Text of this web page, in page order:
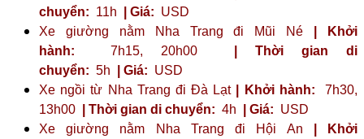
chuyển: 11h | Giá: USD
Xe giường nằm Nha Trang đi Mũi Né
| Khởi
hành: 7h15, 20h00
| Thời gian di
chuyển: 5h | Giá: USD
Xe ngồi từ Nha Trang đi Đà Lạt
| Khởi hành: 7h30,
13h00
| Thời gian di chuyển: 4h | Giá: USD
Xe giường nằm Nha Trang đi Hội An
| Khởi